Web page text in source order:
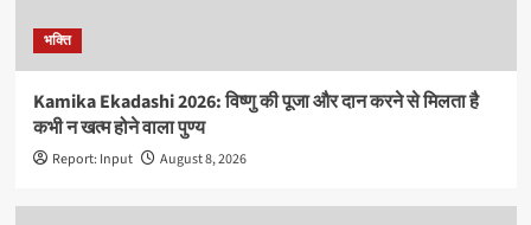
भक्ति
Kamika Ekadashi 2026: विष्णु की पूजा और दान करने से मिलता है
कभी न खत्म होने वाला पुण्य
Report: Input August 8, 2026